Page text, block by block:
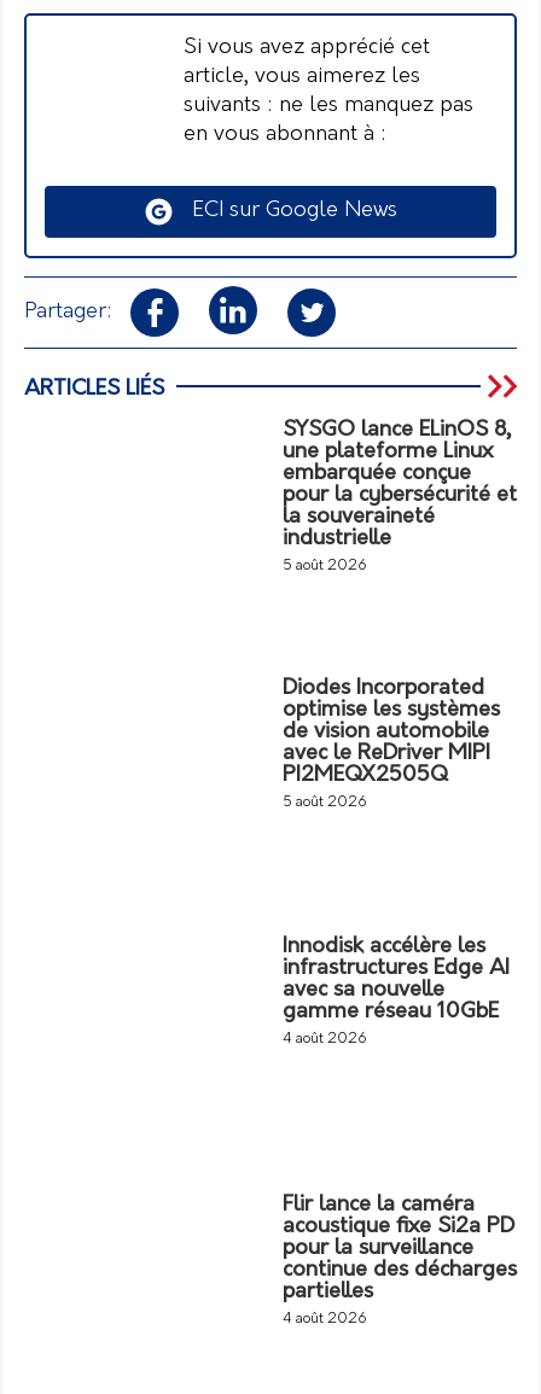
Si vous avez apprécié cet
article, vous aimerez les
suivants : ne les manquez pas
en vous abonnant à :
ECI sur Google News
Partager:
ARTICLES LIÉS
SYSGO lance ELinOS 8,
une plateforme Linux
embarquée conçue
pour la cybersécurité et
la souveraineté
industrielle
5 août 2026
Diodes Incorporated
optimise les systèmes
de vision automobile
avec le ReDriver MIPI
PI2MEQX2505Q
5 août 2026
Innodisk accélère les
infrastructures Edge AI
avec sa nouvelle
gamme réseau 10GbE
4 août 2026
Flir lance la caméra
acoustique fixe Si2a PD
pour la surveillance
continue des décharges
partielles
4 août 2026